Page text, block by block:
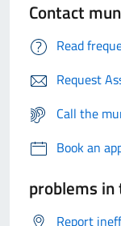
Contact
Read
Request
Call the
Book an
problems
Report